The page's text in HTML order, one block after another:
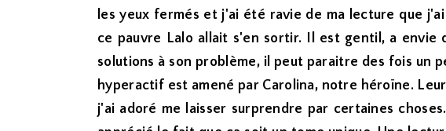
les yeux fermés et j'ai été ravie de ma lecture que
ce pauvre Lalo allait s'en sortir. Il est gentil, a envie
solutions à son problème, il peut paraitre des fois un
hyperactif est amené par Carolina, notre héroïne.
j'ai adoré me laisser surprendre par certaines